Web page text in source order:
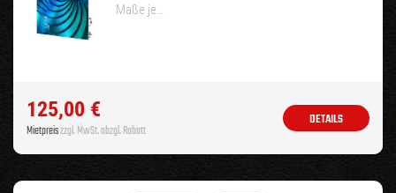
Maße je…
125,00 €
Mietpreiszzgl. MwSt. abzgl. Rabatt
DETAILS